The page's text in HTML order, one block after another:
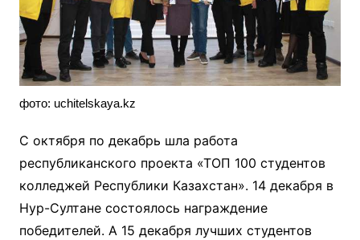
фото: uchitelskaya.kz
С октября по декабрь шла работа
республиканского проекта «ТОП 100 студентов
колледжей Республики Казахстан». 14 декабря в
Нур-Султане состоялось награждение
победителей. А 15 декабря лучших студентов